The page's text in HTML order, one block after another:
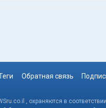
Обратная связь
, охраняются в